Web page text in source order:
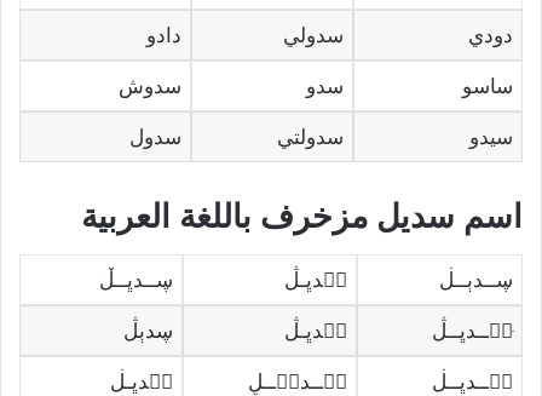
دودي سدولي دادو
ساسو سدو سدوش
سيدو سدولتي سدول
اسم سديل مزخرف باللغة العربية
ڛــدٻــڶ ڛۣدڀـڷ ڛــدڀــڵ
ּڛۣــدڀــڷ ڛۣدڀـڷ ڛدٻڷ
ڛۜــدڀــڶ ڛۜــدٻۧــڸ ڛۜدڀـڶ